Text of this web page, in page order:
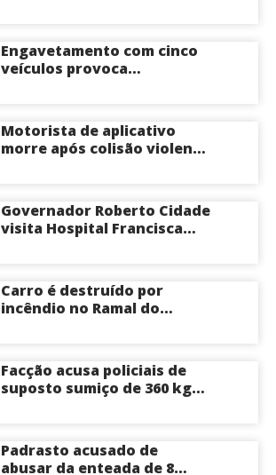
Itacoatiara: “batia para
corrigir e educar”; veja
vídeo
Engavetamento com cinco
veículos provoca
Manaus
Motorista de aplicativo
morre após colisão violenta
Governador Roberto Cidade
visita Hospital Francisca
cirurgias cardíacas
pediátricas
Carro é destruído por
incêndio no Ramal do
Facção acusa policiais de
suposto sumiço de 360 kg
Padrasto acusado de
abusar da enteada de 8